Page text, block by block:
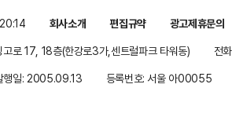
회사소개 편집규약
광고제휴문의
로 17, 18층(한강로3가,센트럴파크 타워동)
전
행일: 2005.09.13 등록번호: 서울 아00055